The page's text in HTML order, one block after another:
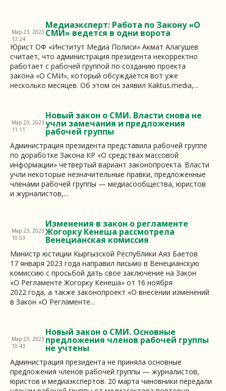
Медиаэксперт: Работа по Закону «О
СМИ» ведется в одни ворота
Мар 23, 2023
12:24
Юрист ОФ «Институт Медиа Полиси» Акмат Алагушев
считает, что администрация президента некорректно
работает с рабочей группой по созданию проекта
закона «О СМИ», который обсуждается вот уже
несколько месяцев. Об этом он заявил Kaktus.media,...
Новый закон о СМИ. Власти снова не
учли замечания и предложения
рабочей группы
Мар 23, 2023
11:11
Администрация президента представила рабочей группе
по доработке Закона КР «О средствах массовой
информации» четвертый вариант законопроекта. Власти
учли некоторые незначительные правки, предложенные
членами рабочей группы — медиасообщества, юристов
и журналистов,...
Изменения в закон о регламенте
Жогорку Кенеша рассмотрела
Венецианская комиссия
Мар 23, 2023
10:53
Министр юстиции Кыргызской Республики Аяз Баетов
17 января 2023 года направил письмо в Венецианскую
комиссию с просьбой дать свое заключение на Закон
«О Регламенте Жогорку Кенеша» от 16 ноября
2022 года, а также законопроект «О внесении изменений
в Закон «О Регламенте...
Новый закон о СМИ. Основные
предложения членов рабочей группы
не учтены
Мар 23, 2023
10:43
Администрация президента не приняла основные
предложения членов рабочей группы — журналистов,
юристов и медиаэкспертов. 20 марта чиновники передали